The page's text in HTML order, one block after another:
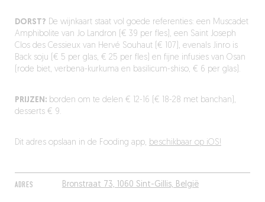
ADRES Bronstraat 73, 1060 Sint-Gillis, België
DORST? De wijnkaart staat vol goede referenties: een Muscadet
Amphibolite van Jo Landron (€ 39 per fles), een Saint Joseph
Clos des Cessieux van Hervé Souhaut (€ 107), evenals Jinro is
Back soju (€ 5 per glas, € 25 per fles) en fijne infusies van Osan
(rode biet, verbena-kurkuma en basilicum-shiso, € 6 per glas).
PRIJZEN:borden om te delen € 12-16 (€ 18-28 met banchan),
desserts € 9.
Dit adres opslaan in de Fooding app, beschikbaar op iOS!